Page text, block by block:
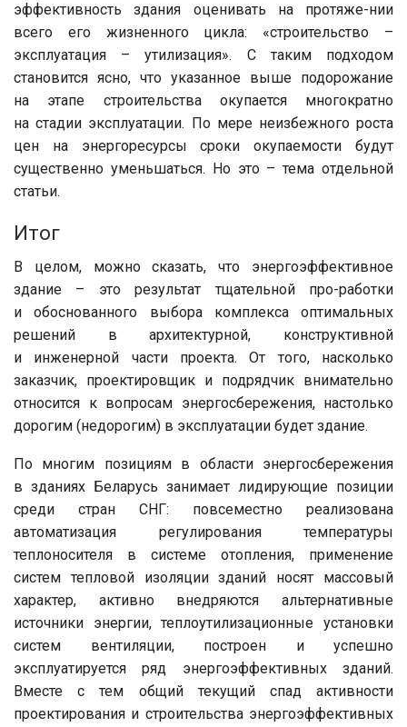
эффективность здания оценивать на протяже-нии
всего его жизненного цикла: «строительство –
эксплуатация – утилизация». С таким подходом
становится ясно, что указанное выше подорожание
на этапе строительства окупается многократно
на стадии эксплуатации. По мере неизбежного роста
цен на энергоресурсы сроки окупаемости будут
существенно уменьшаться. Но это – тема отдельной
статьи.
Итог
В целом, можно сказать, что энергоэффективное
здание – это результат тщательной про-работки
и обоснованного выбора комплекса оптимальных
решений в архитектурной, конструктивной
и инженерной части проекта. От того, насколько
заказчик, проектировщик и подрядчик внимательно
относится к вопросам энергосбережения, настолько
дорогим (недорогим) в эксплуатации будет здание.
По многим позициям в области энергосбережения
в зданиях Беларусь занимает лидирующие позиции
среди стран СНГ: повсеместно реализована
автоматизация регулирования температуры
теплоносителя в системе отопления, применение
систем тепловой изоляции зданий носят массовый
характер, активно внедряются альтернативные
источники энергии, теплоутилизационные установки
систем вентиляции, построен и успешно
эксплуатируется ряд энергоэффективных зданий.
Вместе с тем общий текущий спад активности
проектирования и строительства энергоэффективных